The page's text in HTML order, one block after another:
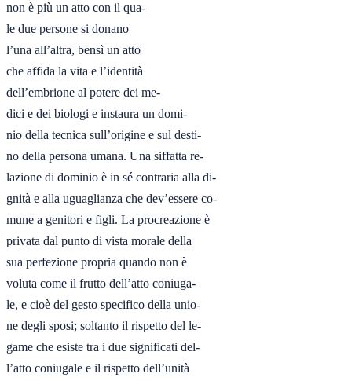
non è più un atto con il qua-
le due persone si donano
l’una all’altra, bensì un atto
che affida la vita e l’identità
dell’embrione al potere dei me-
dici e dei biologi e instaura un domi-
nio della tecnica sull’origine e sul desti-
no della persona umana. Una siffatta re-
lazione di dominio è in sé contraria alla di-
gnità e alla uguaglianza che dev’essere co-
mune a genitori e figli. La procreazione è
privata dal punto di vista morale della
sua perfezione propria quando non è
voluta come il frutto dell’atto coniuga-
le, e cioè del gesto specifico della unio-
ne degli sposi; soltanto il rispetto del le-
game che esiste tra i due significati del-
l’atto coniugale e il rispetto dell’unità